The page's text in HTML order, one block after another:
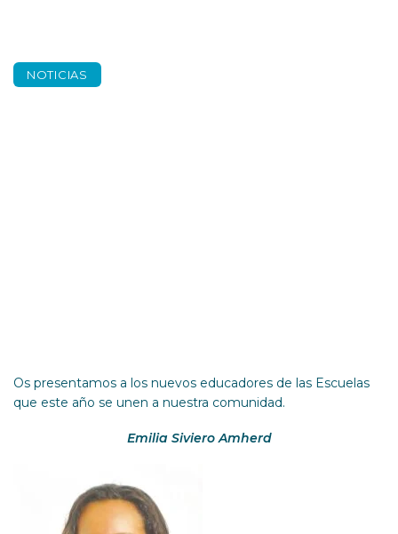
NOTICIAS
Os presentamos a los nuevos educadores de las Escuelas
que este año se unen a nuestra comunidad.
Emilia Siviero Amherd